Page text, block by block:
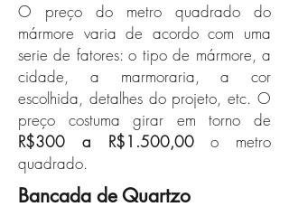
O preço do metro quadrado do
mármore varia de acordo com uma
serie de fatores: o tipo de mármore, a
cidade, a marmoraria, a cor
escolhida, detalhes do projeto, etc. O
preço costuma girar em torno de
R$300 a R$1.500,00o metro
quadrado.
Bancada de Quartzo